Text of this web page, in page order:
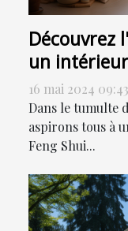
Découvrez
un
16 mai 2024 09:43
Dans le tumulte
aspirons tous à
Feng Shui...